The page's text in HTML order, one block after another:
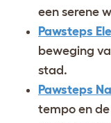
een serene
Pawsteps
beweging
stad.
Pawsteps
tempo en